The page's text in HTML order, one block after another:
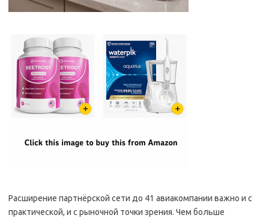
Расширение партнёрской сети до 41 авиакомпании важно и с
практической, и с рыночной точки зрения. Чем больше